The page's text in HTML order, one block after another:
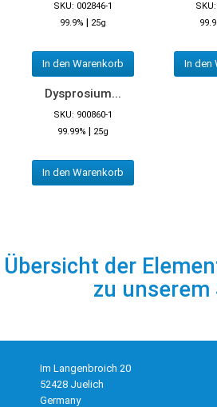
SKU: 002846-1
99.9% | 25g
In den Warenkorb In den
Dysprosium...
SKU: 900860-1
99.99% | 25g
In den Warenkorb
Übersicht der
zu unserem
Im Langenbroich 20
52428 Juelich
Germany